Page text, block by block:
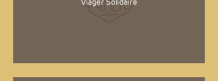
Viager Solidaire